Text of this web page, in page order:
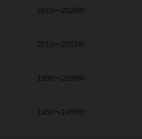
2019〜2020年
2010〜2015年
1990〜2000年
1950〜1980年